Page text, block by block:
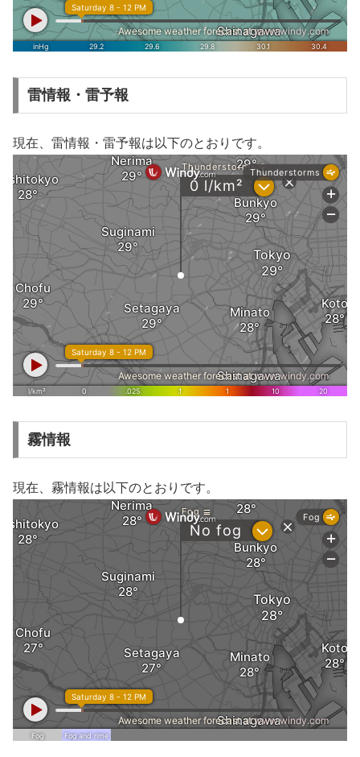
雷情報・雷予報
現在、雷情報・雷予報は以下のとおりです。
霧情報
現在、霧情報は以下のとおりです。